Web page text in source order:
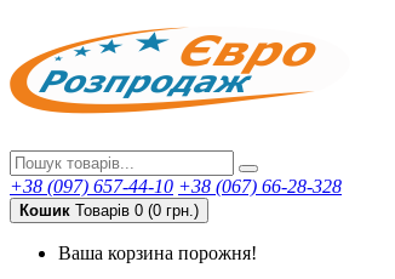
+38 (097) 657-44-10 +38 (067) 66-28-328
Кошик Товарів 0 (0 грн.)
Ваша корзина порожня!